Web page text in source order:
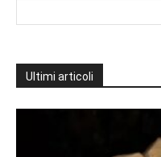
Ultimi articoli